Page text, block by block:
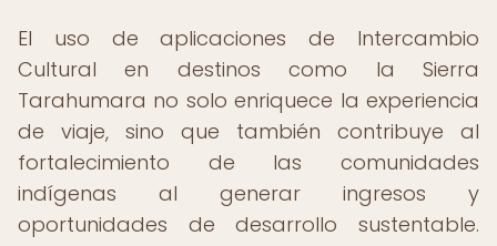
El uso de aplicaciones de Intercambio
Cultural en destinos como la Sierra
Tarahumara no solo enriquece la experiencia
de viaje, sino que también contribuye al
fortalecimiento de las comunidades
indígenas al generar ingresos y
oportunidades de desarrollo sustentable.